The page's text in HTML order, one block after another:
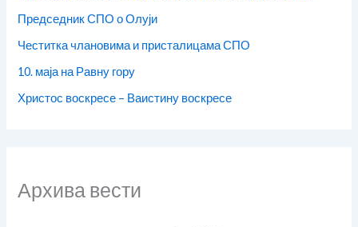
Председник СПО о Олуји
Честитка члановима и присталицама СПО
10. маја на Равну гору
Христос воскресе – Ваистину воскресе
Архива вести